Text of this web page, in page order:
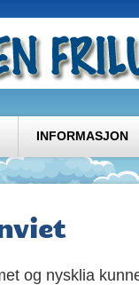
INFORMASJON
og nysklia